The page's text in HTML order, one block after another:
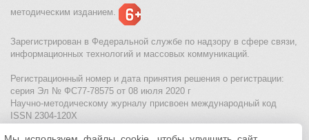
методическим изданием.
Зарегистрирован в Федеральной службе по надзору в сфере связи,
информационных технологий и массовых коммуникаций.
Регистрационный номер и дата принятия решения о регистрации:
серия Эл № ФС77-78575 от 08 июля 2020 г
Научно-методическому журналу присвоен международный код
ISSN 2304-120X